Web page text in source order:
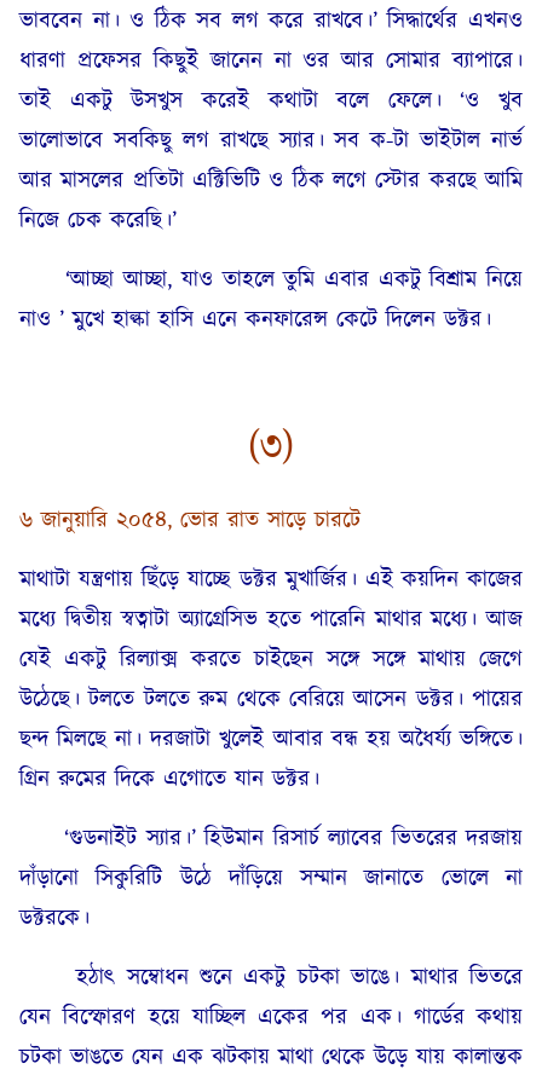
ভাববেন না। ও ঠিক সব লগ করে রাখবে।’ সিদ্ধার্থের এখনও
ধারণা প্রফেসর কিছুই জানেন না ওর আর সোমার ব্যাপারে।
তাই একটু উসখুস করেই কথাটা বলে ফেলে। ‘ও খুব
ভালোভাবে সবকিছু লগ রাখছে স্যার। সব ক-টা ভাইটাল নার্ভ
আর মাসলের প্রতিটা এক্টিভিটি ও ঠিক লগে স্টোর করছে আমি
নিজে চেক করেছি।’
‘আচ্ছা আচ্ছা, যাও তাহলে তুমি এবার একটু বিশ্রাম নিয়ে
নাও ’ মুখে হাল্কা হাসি এনে কনফারেন্স কেটে দিলেন ডক্টর।
(৩)
৬ জানুয়ারি ২০৫৪, ভোর রাত সাড়ে চারটে
মাথাটা যন্ত্রণায় ছিঁড়ে যাচ্ছে ডক্টর মুখার্জির। এই কয়দিন কাজের
মধ্যে দ্বিতীয় স্বত্বাটা অ্যাগ্রেসিভ হতে পারেনি মাথার মধ্যে। আজ
যেই একটু রিল্যাক্স করতে চাইছেন সঙ্গে সঙ্গে মাথায় জেগে
উঠেছে। টলতে টলতে রুম থেকে বেরিয়ে আসেন ডক্টর। পায়ের
ছন্দ মিলছে না। দরজাটা খুলেই আবার বন্ধ হয় অধৈর্য্য ভঙ্গিতে।
গ্রিন রুমের দিকে এগোতে যান ডক্টর।
‘গুডনাইট স্যার।’ হিউমান রিসার্চ ল্যাবের ভিতরের দরজায়
দাঁড়ানো সিকুরিটি উঠে দাঁড়িয়ে সম্মান জানাতে ভোলে না
ডক্টরকে।
হঠাৎ সম্বোধন শুনে একটু চটকা ভাঙে। মাথার ভিতরে
যেন বিস্ফোরণ হয়ে যাচ্ছিল একের পর এক। গার্ডের কথায়
চটকা ভাঙতে যেন এক ঝটকায় মাথা থেকে উড়ে যায় কালান্তক